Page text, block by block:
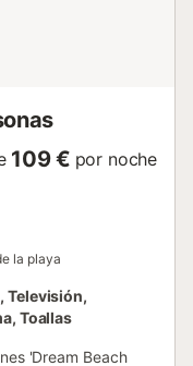
109 € por noche
la playa
Televisión,
Toallas
'Dream Beach